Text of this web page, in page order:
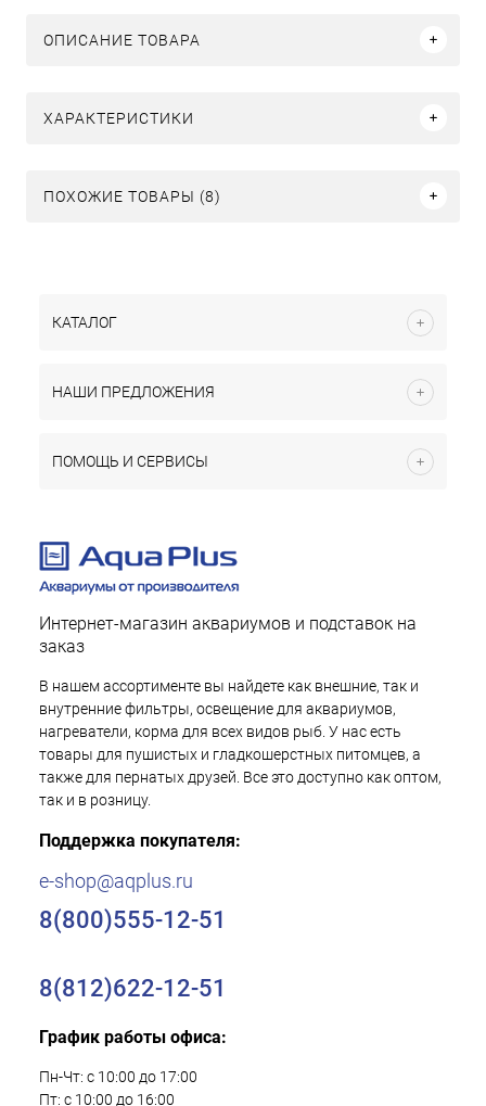
ОПИСАНИЕ ТОВАРА
ХАРАКТЕРИСТИКИ
ПОХОЖИЕ ТОВАРЫ (8)
КАТАЛОГ
НАШИ ПРЕДЛОЖЕНИЯ
ПОМОЩЬ И СЕРВИСЫ
Интернет-магазин аквариумов и подставок на
заказ
В нашем ассортименте вы найдете как внешние, так и
внутренние фильтры, освещение для аквариумов,
нагреватели, корма для всех видов рыб. У нас есть
товары для пушистых и гладкошерстных питомцев, а
также для пернатых друзей. Все это доступно как оптом,
так и в розницу.
Поддержка покупателя:
e-shop@aqplus.ru
8(800)555-12-51
8(812)622-12-51
График работы офиса:
Пн-Чт: с 10:00 до 17:00
Пт: с 10:00 до 16:00